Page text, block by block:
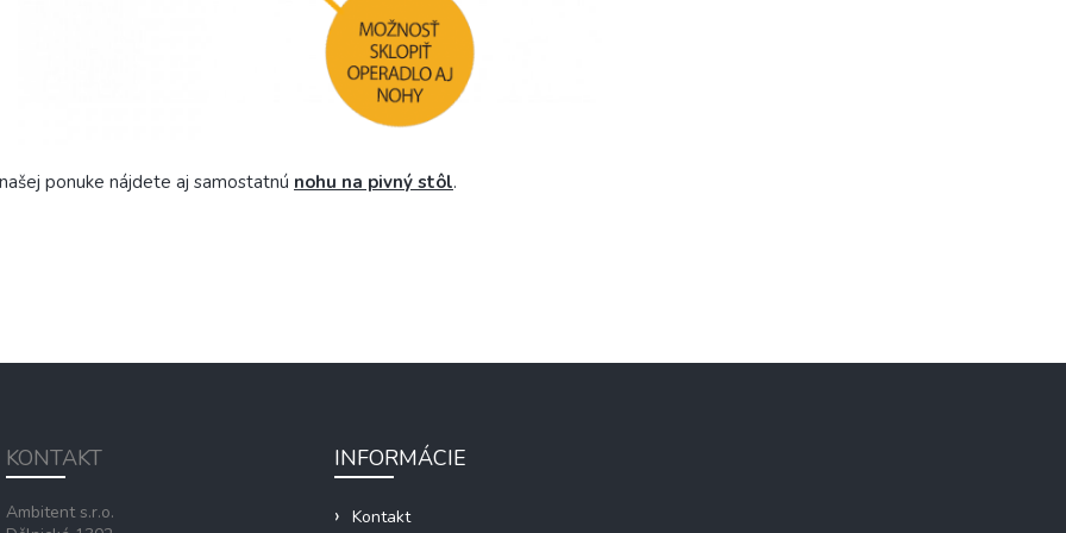
ponuke nájdete aj samostatnú nohu na pivný stôl.
KONTAKT
Ambitent s.r.o.
INFORMÁCIE
Kontakt